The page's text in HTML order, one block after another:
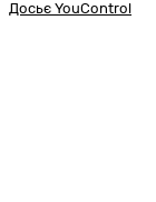
Досьє YouControl